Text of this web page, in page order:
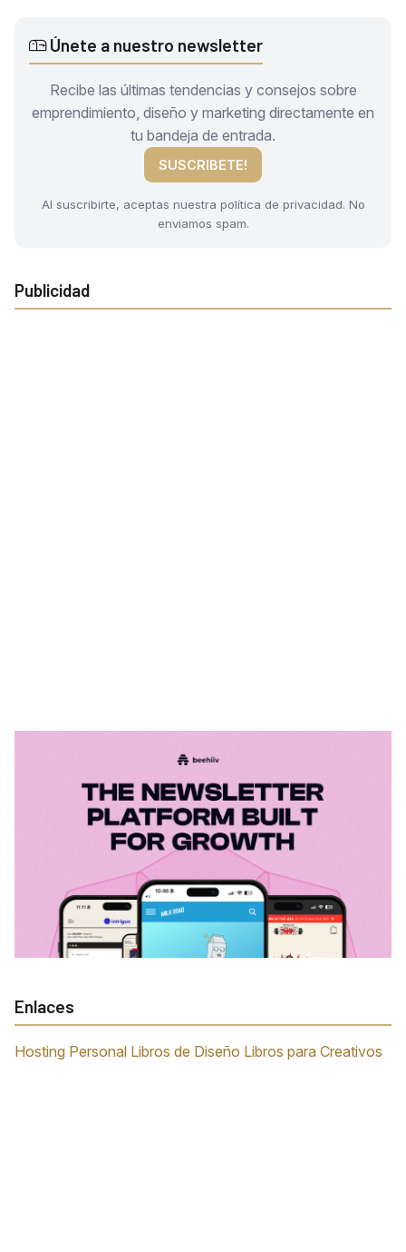
Únete a nuestro newsletter
Recibe las últimas tendencias y consejos sobre
emprendimiento, diseño y marketing directamente en
tu bandeja de entrada.
SUSCRIBETE!
Al suscribirte, aceptas nuestra política de privacidad. No
enviamos spam.
Publicidad
Enlaces
Hosting Personal Libros de Diseño Libros para Creativos